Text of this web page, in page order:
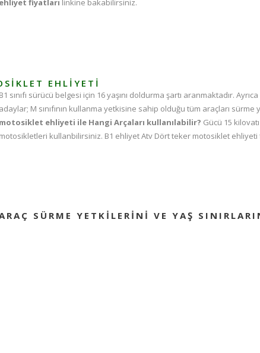
ehliyet fiyatları linkine bakabilirsiniz.
EHLIYETI
B1 sınıfı sürücü belgesi için 16 yaşını doldurma şartı aranmaktadır.
adaylar; M sınıfının kullanma yetkisine sahip olduğu tüm araçları
motosiklet ehliyeti​ ile Hangi Arçaları kullanılabilir? Gücü 15
motosikletleri kullanbilirsiniz. B1 ehliyetAtv Dört teker motosiklet ehliyeti
SÜRME YETKILERINI VE YAŞ